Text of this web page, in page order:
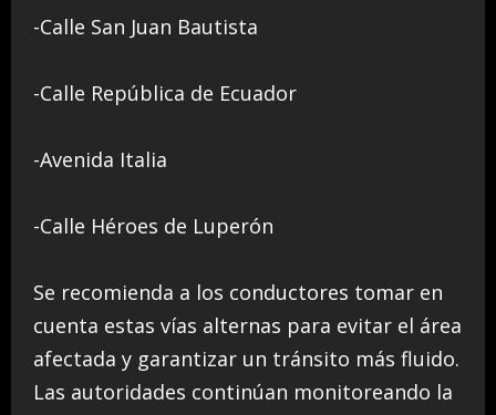
-Calle San Juan Bautista
-Calle República de Ecuador
-Avenida Italia
-Calle Héroes de Luperón
Se recomienda a los conductores tomar en
cuenta estas vías alternas para evitar el área
afectada y garantizar un tránsito más fluido.
Las autoridades continúan monitoreando la